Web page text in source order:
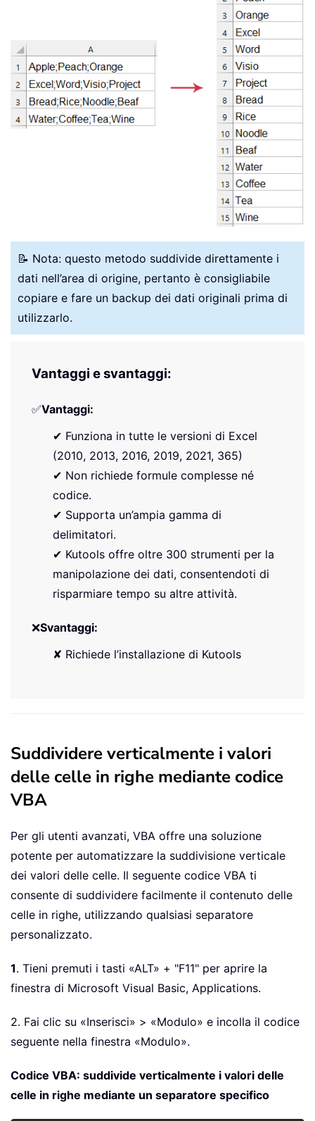
📝 Nota: questo metodo suddivide direttamente i
dati nell’area di origine, pertanto è consigliabile
copiare e fare un backup dei dati originali prima di
utilizzarlo.
Vantaggi e svantaggi:
✅Vantaggi:
✔ Funziona in tutte le versioni di Excel
(2010, 2013, 2016, 2019, 2021, 365)
✔ Non richiede formule complesse né
codice.
✔ Supporta un’ampia gamma di
delimitatori.
✔ Kutools offre oltre 300 strumenti per la
manipolazione dei dati, consentendoti di
risparmiare tempo su altre attività.
❌Svantaggi:
✘ Richiede l’installazione di Kutools
Suddividere verticalmente i valori
delle celle in righe mediante codice
VBA
Per gli utenti avanzati, VBA offre una soluzione
potente per automatizzare la suddivisione verticale
dei valori delle celle. Il seguente codice VBA ti
consente di suddividere facilmente il contenuto delle
celle in righe, utilizzando qualsiasi separatore
personalizzato.
1. Tieni premuti i tasti «ALT» + "F11" per aprire la
finestra di Microsoft Visual Basic, Applications.
2. Fai clic su «Inserisci» > «Modulo» e incolla il codice
seguente nella finestra «Modulo».
Codice VBA: suddivide verticalmente i valori delle
celle in righe mediante un separatore specifico